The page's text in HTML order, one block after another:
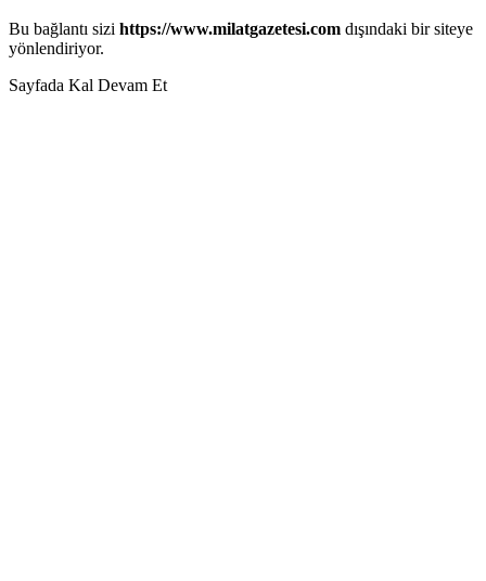
Bu bağlantı sizi https://www.milatgazetesi.com dışındaki bir siteye
yönlendiriyor.
Sayfada Kal Devam Et